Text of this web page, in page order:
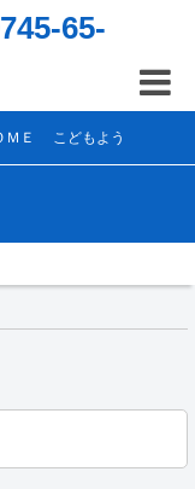
65-
ＭＥ こどもよう